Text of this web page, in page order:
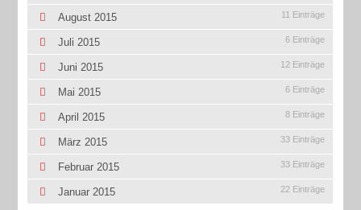
August 2015 11 Einträge
Juli 2015 6 Einträge
Juni 2015 12 Einträge
Mai 2015 6 Einträge
April 2015 8 Einträge
März 2015 33 Einträge
Februar 2015 33 Einträge
Januar 2015 22 Einträge